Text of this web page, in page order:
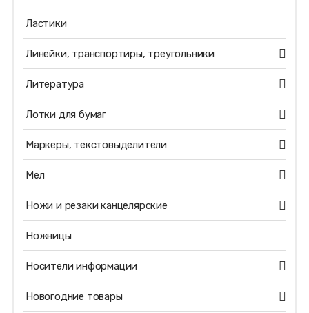
Ластики
Линейки, транспортиры, треугольники
Литература
Лотки для бумаг
Маркеры, текстовыделители
Мел
Ножи и резаки канцелярские
Ножницы
Носители информации
Новогодние товары